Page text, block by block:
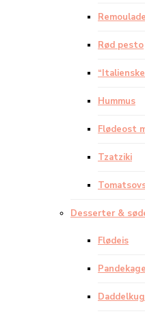
Remoulade
Rød pesto
Hummus
Flødeost
Tzatziki
Desserter &
Flødeis